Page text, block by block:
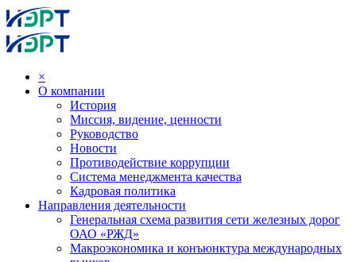
×
О компании
История
Миссия, видение, ценности
Руководство
Новости
Противодействие коррупции
Система менеджмента качества
Кадровая политика
Направления деятельности
Генеральная схема развития сети железных дорог
ОАО «РЖД»
Макроэкономика и конъюнктура международных